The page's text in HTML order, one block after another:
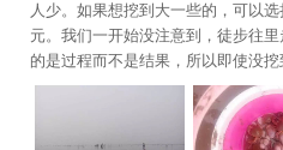
人少。如果想挖到大一些的，可以
元。我们一开始没注意到，徒步往
的是过程而不是结果，所以即使没挖